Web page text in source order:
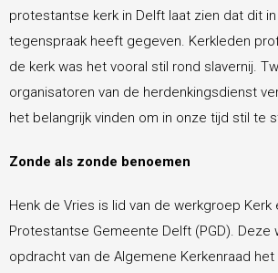
CityKerk
Geldzaken
Contact
protestantse kerk in Delft laat zien dat dit
tegenspraak heeft gegeven. Kerkleden
de kerk was het vooral stil rond slavernij.
organisatoren van de herdenkingsdienst
het belangrijk vinden om in onze tijd stil te
Zonde als zonde benoemen
Henk de Vries is lid van de werkgroep Kerk
Protestantse Gemeente Delft (PGD). Deze
opdracht van de Algemene Kerkenraad het